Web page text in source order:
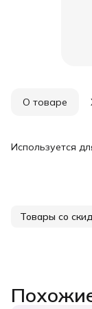
О товаре
Используется
Товары со